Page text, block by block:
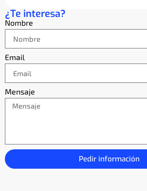
¿Te interesa?
Nombre
Email
Mensaje
Pedir información